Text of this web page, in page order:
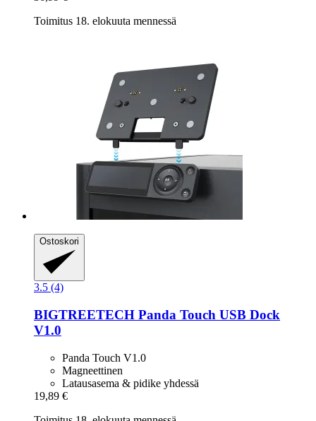
Toimitus 18. elokuuta mennessä
Ostoskori
3.5 (4)
BIGTREETECH Panda Touch USB Dock
V1.0
Panda Touch V1.0
Magneettinen
Latausasema & pidike yhdessä
19,89 €